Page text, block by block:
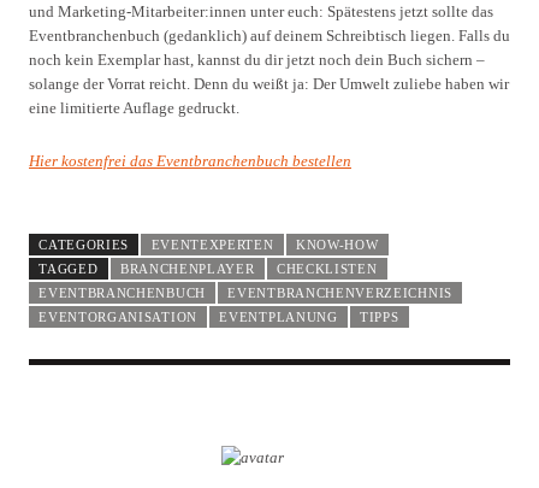
und Marketing-Mitarbeiter:innen unter euch: Spätestens jetzt sollte das
Eventbranchenbuch (gedanklich) auf deinem Schreibtisch liegen. Falls du
noch kein Exemplar hast, kannst du dir jetzt noch dein Buch sichern –
solange der Vorrat reicht. Denn du weißt ja: Der Umwelt zuliebe haben wir
eine limitierte Auflage gedruckt.
Hier kostenfrei das Eventbranchenbuch bestellen
CATEGORIES EVENTEXPERTEN
KNOW-HOW
TAGGED
BRANCHENPLAYER
CHECKLISTEN
EVENTBRANCHENBUCH
EVENTBRANCHENVERZEICHNIS
EVENTORGANISATION
EVENTPLANUNG TIPPS